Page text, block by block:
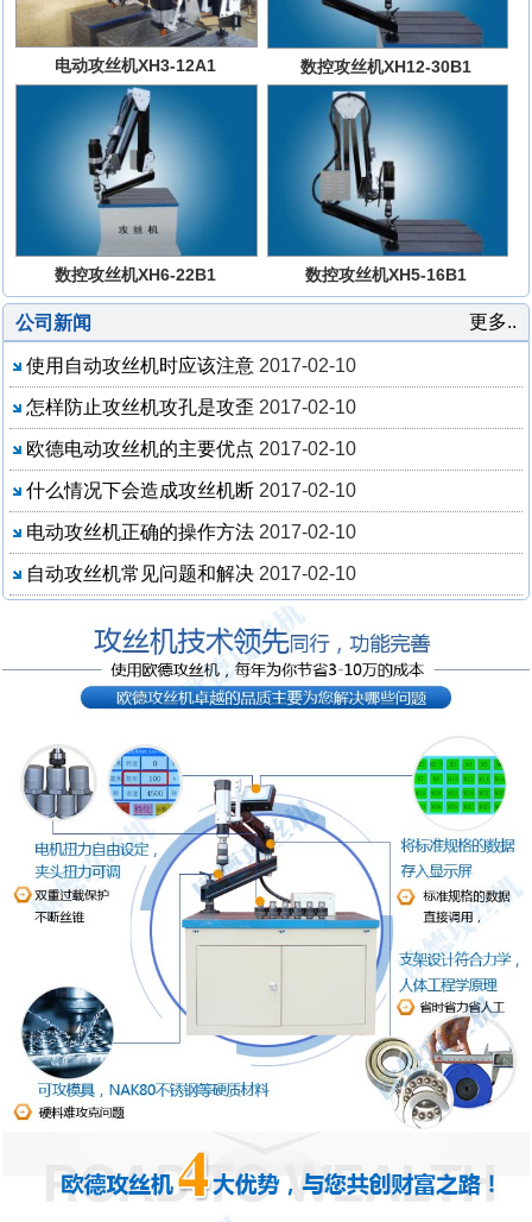
电动攻丝机XH3-12A1 数控攻丝机XH12-30B1
数控攻丝机XH6-22B1 数控攻丝机XH5-16B1
更多..
公司新闻
使用自动攻丝机时应该注意 2017-02-10
怎样防止攻丝机攻孔是攻歪 2017-02-10
欧德电动攻丝机的主要优点 2017-02-10
什么情况下会造成攻丝机断 2017-02-10
电动攻丝机正确的操作方法 2017-02-10
自动攻丝机常见问题和解决 2017-02-10